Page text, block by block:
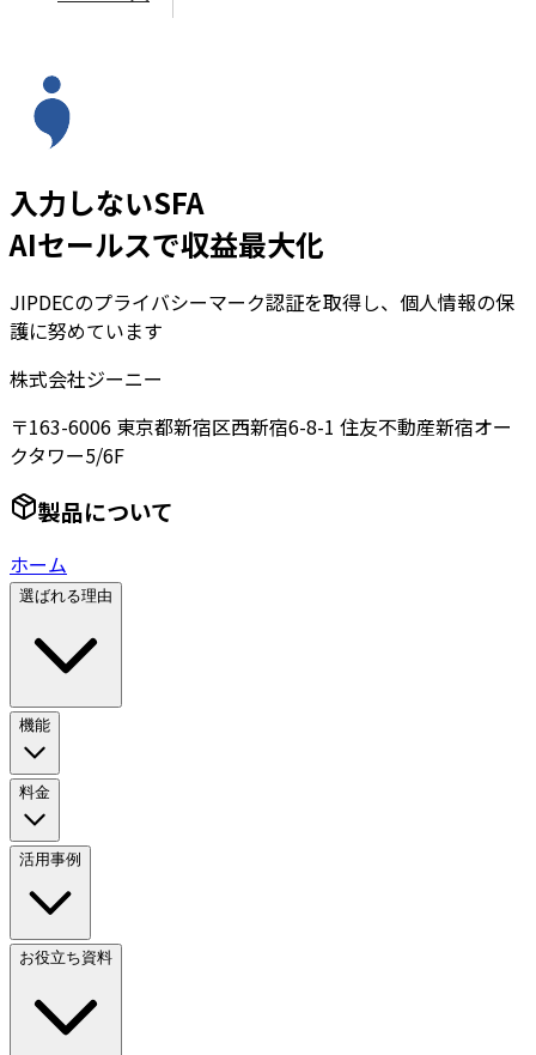
入力しないSFA
AIセールスで収益最大化
JIPDECのプライバシーマーク認証を取得し、個人情報の保
護に努めています
株式会社ジーニー
〒163-6006 東京都新宿区西新宿6-8-1 住友不動産新宿オー
クタワー5/6F
製品について
ホーム
選ばれる理由
機能
料金
活用事例
お役立ち資料